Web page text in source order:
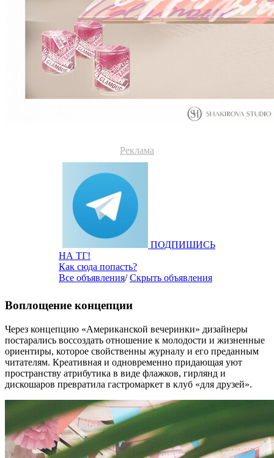
Реклама
ПОДПИШИСЬ
НА ТГ!
Как сюда попасть?
Все объявления/Скрыть объявления
Воплощение концепции
Через концепцию «Американской вечеринки» дизайнеры
постарались воссоздать отношение к молодости и жизненные
ориентиры, которое свойственны журналу и его преданным
читателям. Креативная и одновременно придающая уют
пространству атрибутика в виде флажков, гирлянд и
дискошаров превратила гастромаркет в клуб «для друзей».